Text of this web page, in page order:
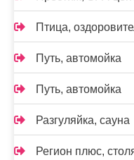
Птица,
Путь, автомойка
Путь, автомойка
Разгуляйка, сауна
Регион плюс,